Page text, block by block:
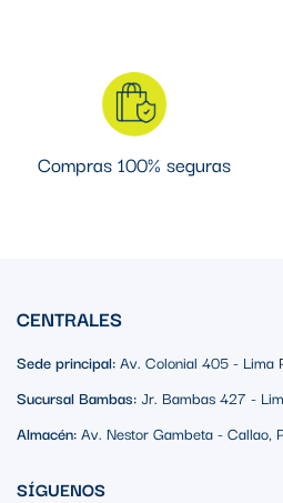
Compras 100% seguras
CENTRALES
Sede principal:Av. Colonial 405 - Lima
Sucursal Bambas:Jr. Bambas 427 -
Almacén:Av. Nestor Gambeta - Callao,